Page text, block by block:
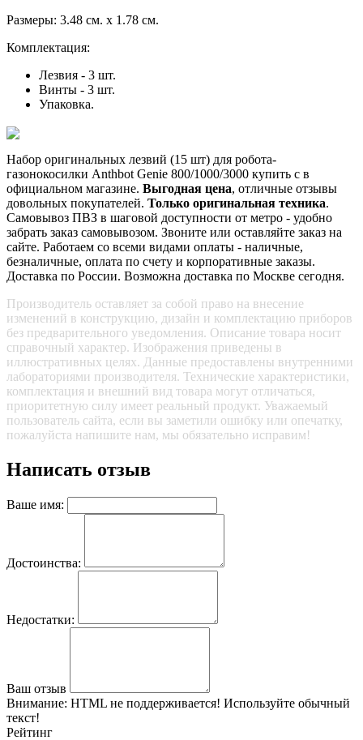
Размеры: 3.48 см. х 1.78 см.
Комплектация:
Лезвия - 3 шт.
Винты - 3 шт.
Упаковка.
Набор оригинальных лезвий (15 шт) для робота-
газонокосилки Anthbot Genie 800/1000/3000 купить с в
официальном магазине. Выгодная цена, отличные отзывы
довольных покупателей. Только оригинальная техника.
Самовывоз ПВЗ в шаговой доступности от метро - удобно
забрать заказ самовывозом. Звоните или оставляйте заказ на
сайте. Работаем со всеми видами оплаты - наличные,
безналичные, оплата по счету и корпоративные заказы.
Доставка по России. Возможна доставка по Москве сегодня.
Производитель оставляет за собой право на внесение
изменений в конструкцию, дизайн и комплектацию приборов
без предварительного уведомления. Описание товара носит
справочный характер. Изображения приведены в
иллюстративных целях. Данные предоставлены внутренними
лабораториями производителя. Технические характеристики,
комплектация и внешний вид товара могут отличаться,
приоритетную силу имеет реальный продукт. Уважаемый
пользователь сайта, если вы заметили ошибку или опечатку,
пожалуйста напишите нам, мы обязательно исправим!
Написать отзыв
Ваше имя:
Достоинства:
Недостатки:
Ваш отзыв
Внимание: HTML не поддерживается! Используйте обычный
текст!
Рейтинг